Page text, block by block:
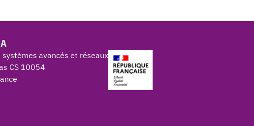
avancés et réseaux
CS 10054